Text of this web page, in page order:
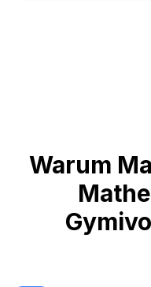
Warum